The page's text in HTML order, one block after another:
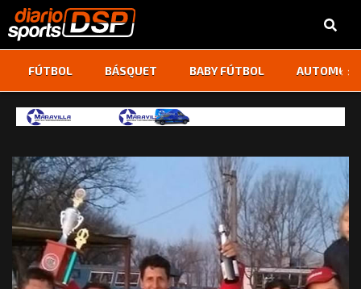
FÚTBOL BÁSQUET BABY FÚTBOL ‹ ›